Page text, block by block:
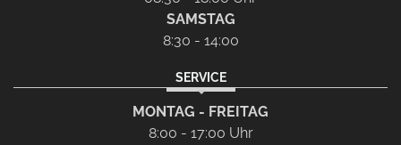
SAMSTAG
8:30 - 14:00
SERVICE
MONTAG - FREITAG
8:00 - 17:00 Uhr